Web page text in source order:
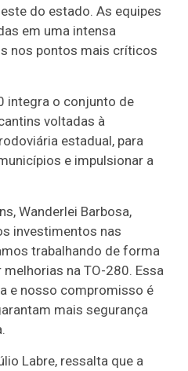
do estado. As equipes
em uma intensa
nos pontos mais críticos
integra o conjunto de
voltadas à
estadual, para
e impulsionar a
Wanderlei Barbosa,
investimentos nas
trabalhando de forma
na TO-280. Essa
e nosso compromisso é
mais segurança
Labre, ressalta que a